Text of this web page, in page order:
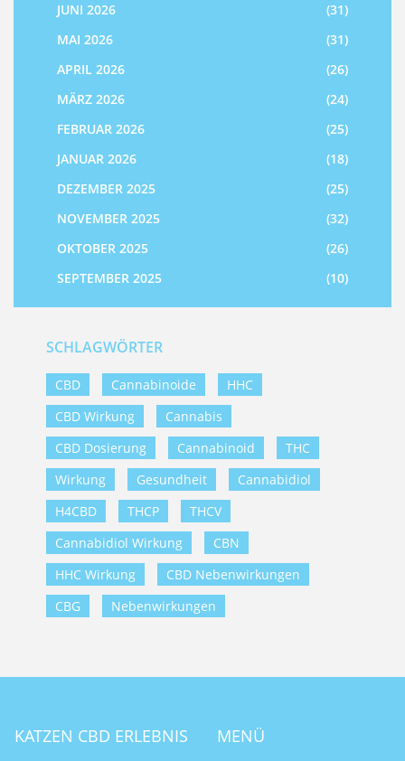
JUNI 2026
(31)
MAI 2026
(31)
APRIL 2026
(26)
MÄRZ 2026
(24)
FEBRUAR 2026
(25)
JANUAR 2026
(18)
DEZEMBER 2025
(25)
NOVEMBER 2025
(32)
OKTOBER 2025
(26)
SEPTEMBER 2025
(10)
SCHLAGWÖRTER
CBD Cannabinoide
HHC
CBD Wirkung
Cannabis
CBD Dosierung
Cannabinoid
THC
Wirkung
Gesundheit
Cannabidiol
H4CBD
THCP
THCV
Cannabidiol Wirkung
CBN
HHC Wirkung
CBD Nebenwirkungen
CBG
Nebenwirkungen
KATZEN CBD ERLEBNIS MENÜ